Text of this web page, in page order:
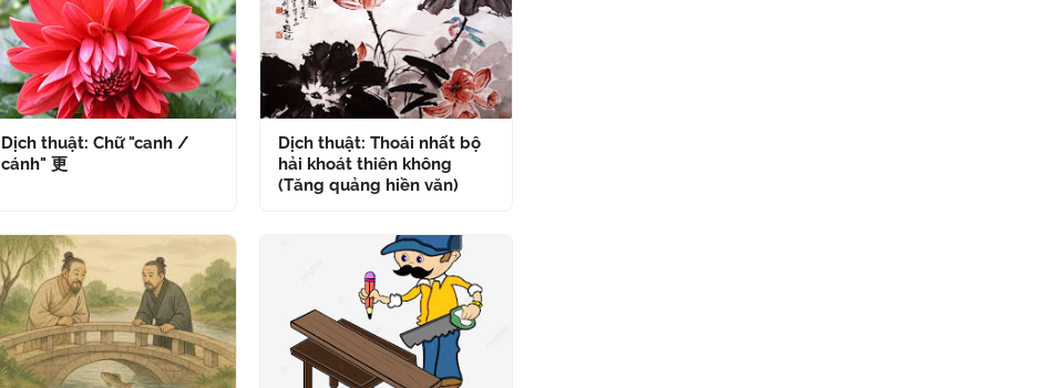
Dịch thuật: Chữ "canh /
cánh" 更
Dịch thuật: Thoái nhất bộ
hải khoát thiên không
(Tăng quảng hiền văn)